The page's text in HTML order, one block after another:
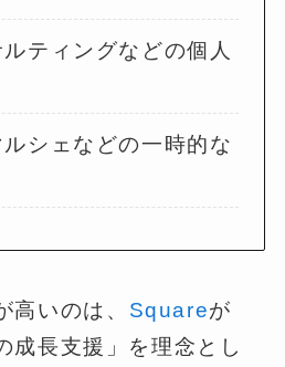
ティングなどの個人
シェなどの一時的な
高いのは、 Squareが
成長支援」を理念とし